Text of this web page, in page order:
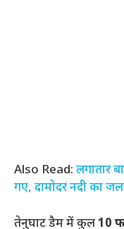
Also Read: लगातार
गए, दामोदर नदी का
तेनुघाट डैम में कुल10